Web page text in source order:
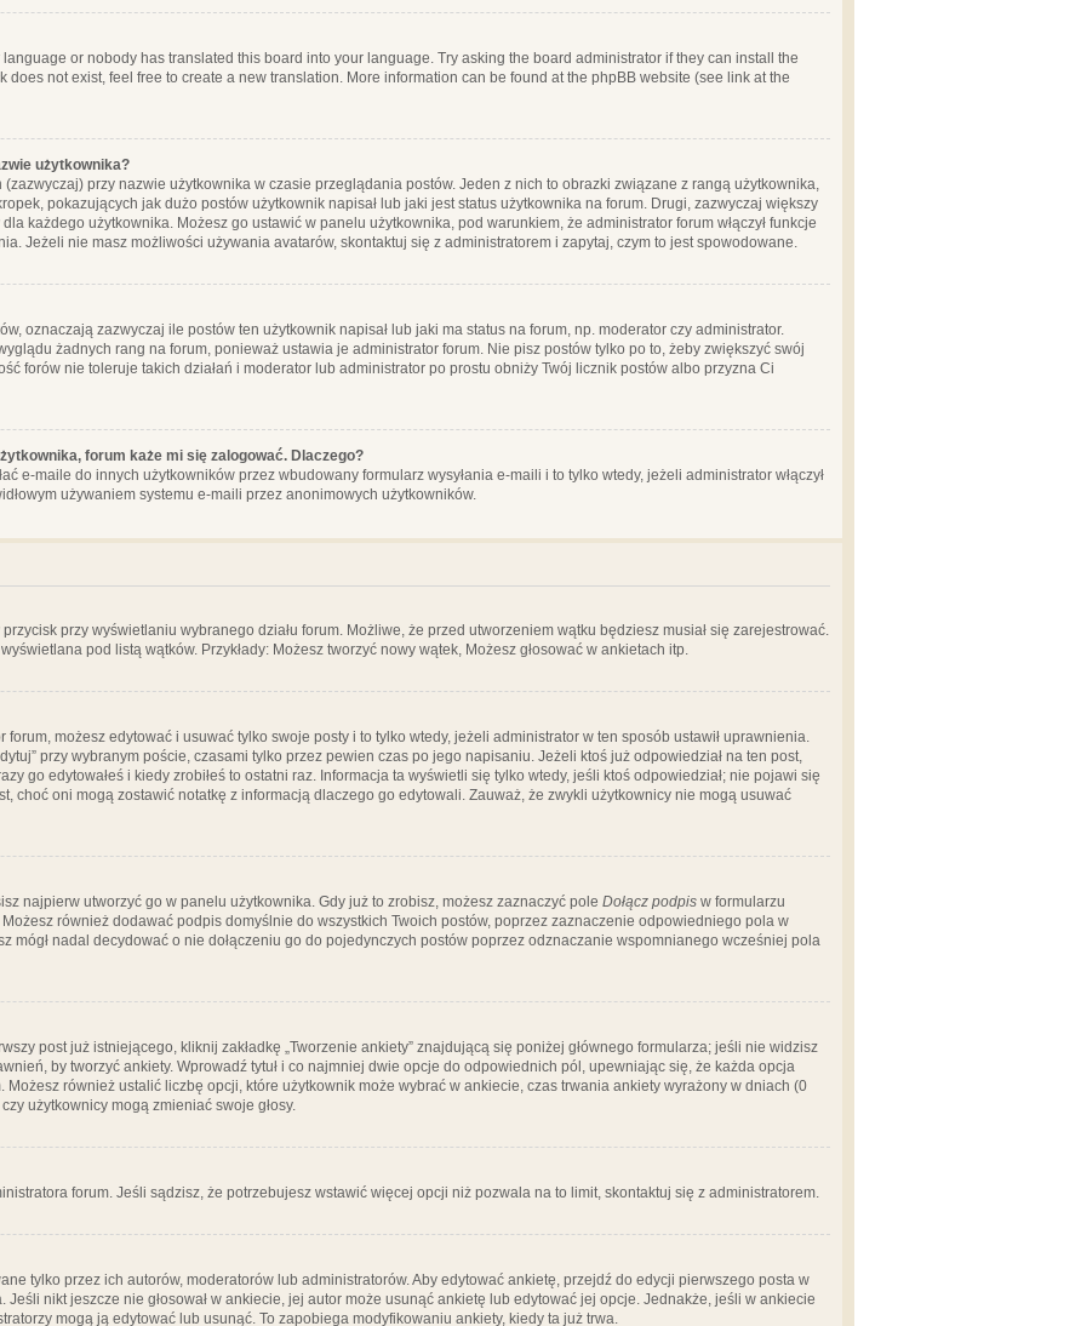
or nobody has translated this board into your language. Try asking the board administrator if they can install the
does not exist, feel free to create a new translation. More information can be found at the phpBB website (see link at the
użytkownika?
przy nazwie użytkownika w czasie przeglądania postów. Jeden z nich to obrazki związane z rangą użytkownika,
pokazujących jak dużo postów użytkownik napisał lub jaki jest status użytkownika na forum. Drugi, zazwyczaj większy
każdego użytkownika. Możesz go ustawić w panelu użytkownika, pod warunkiem, że administrator forum włączył funkcje
Jeżeli nie masz możliwości używania avatarów, skontaktuj się z administratorem i zapytaj, czym to jest spowodowane.
oznaczają zazwyczaj ile postów ten użytkownik napisał lub jaki ma status na forum, np. moderator czy administrator.
żadnych rang na forum, ponieważ ustawia je administrator forum. Nie pisz postów tylko po to, żeby zwiększyć swój
forów nie toleruje takich działań i moderator lub administrator po prostu obniży Twój licznik postów albo przyzna Ci
forum każe mi się zalogować. Dlaczego?
e-maile do innych użytkowników przez wbudowany formularz wysyłania e-maili i to tylko wtedy, jeżeli administrator włączył
używaniem systemu e-maili przez anonimowych użytkowników.
przy wyświetlaniu wybranego działu forum. Możliwe, że przed utworzeniem wątku będziesz musiał się zarejestrować.
pod listą wątków. Przykłady: Możesz tworzyć nowy wątek, Możesz głosować w ankietach itp.
możesz edytować i usuwać tylko swoje posty i to tylko wtedy, jeżeli administrator w ten sposób ustawił uprawnienia.
przy wybranym poście, czasami tylko przez pewien czas po jego napisaniu. Jeżeli ktoś już odpowiedział na ten post,
go edytowałeś i kiedy zrobiłeś to ostatni raz. Informacja ta wyświetli się tylko wtedy, jeśli ktoś odpowiedział; nie pojawi się
choć oni mogą zostawić notatkę z informacją dlaczego go edytowali. Zauważ, że zwykli użytkownicy nie mogą usuwać
najpierw utworzyć go w panelu użytkownika. Gdy już to zrobisz, możesz zaznaczyć pole Dołącz podpis w formularzu
również dodawać podpis domyślnie do wszystkich Twoich postów, poprzez zaznaczenie odpowiedniego pola w
mógł nadal decydować o nie dołączeniu go do pojedynczych postów poprzez odznaczanie wspomnianego wcześniej pola
post już istniejącego, kliknij zakładkę „Tworzenie ankiety” znajdującą się poniżej głównego formularza; jeśli nie widzisz
by tworzyć ankiety. Wprowadź tytuł i co najmniej dwie opcje do odpowiednich pól, upewniając się, że każda opcja
również ustalić liczbę opcji, które użytkownik może wybrać w ankiecie, czas trwania ankiety wyrażony w dniach (0
użytkownicy mogą zmieniać swoje głosy.
forum. Jeśli sądzisz, że potrzebujesz wstawić więcej opcji niż pozwala na to limit, skontaktuj się z administratorem.
tylko przez ich autorów, moderatorów lub administratorów. Aby edytować ankietę, przejdź do edycji pierwszego posta w
Jeśli nikt jeszcze nie głosował w ankiecie, jej autor może usunąć ankietę lub edytować jej opcje. Jednakże, jeśli w ankiecie
mogą ją edytować lub usunąć. To zapobiega modyfikowaniu ankiety, kiedy ta już trwa.